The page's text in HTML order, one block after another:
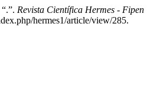
Revista Científica Hermes - Fipen
hermes1/article/view/285.